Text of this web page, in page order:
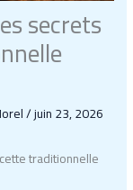
secrets
/juin 23, 2026
traditionnelle